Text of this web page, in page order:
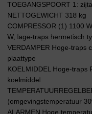
TOEGANGSPOORT 1:
NETTOGEWICHT 318 kg
COMPRESSOR (1) 1100
W, lage-traps hermetisch
VERDAMPER Hoge-traps
plaattype
KOELMIDDEL Hoge-traps
koelmiddel
(omgevingstemperatuur
ALARMEN Hoge